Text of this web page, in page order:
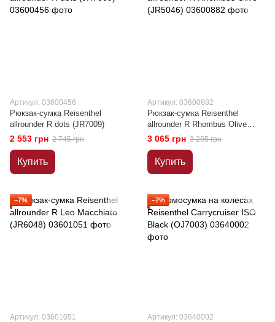
Артикул: 03600456
Рюкзак-сумка Reisenthel
allrounder R dots (JR7009)
2 553 грн 2 745 грн
Купить
Артикул: 03600882
Рюкзак-сумка Reisenthel
allrounder R Rhombus Olive
(JR5046)
3 065 грн 3 295 грн
Купить
−7%
Артикул: 03601051
−7%
Артикул: 03640002